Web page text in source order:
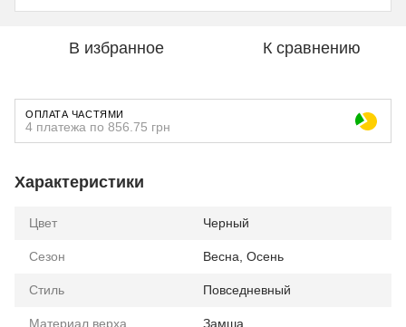
В избранное К сравнению
ОПЛАТА ЧАСТЯМИ
4 платежа по 856.75 грн
Характеристики
Цвет Черный
Сезон Весна, Осень
Стиль Повседневный
Материал верха Замша